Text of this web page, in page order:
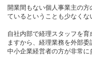
開業間もない個人事業主の
ているということも少なくな
自社内部で経理スタッフを
ますから、経理業務を外部
中小企業経営者の方が非常に